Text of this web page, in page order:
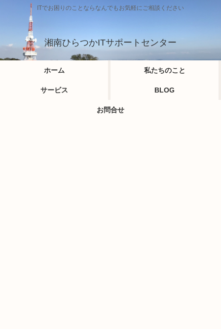
ITでお困りのことならなんでもお気軽にご相談ください
湘南ひらつかITサポートセンター
ホーム 私たちのこと
サービス BLOG
お問合せ